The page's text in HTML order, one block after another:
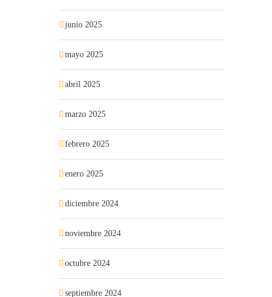
junio 2025
mayo 2025
abril 2025
marzo 2025
febrero 2025
enero 2025
diciembre 2024
noviembre 2024
octubre 2024
septiembre 2024